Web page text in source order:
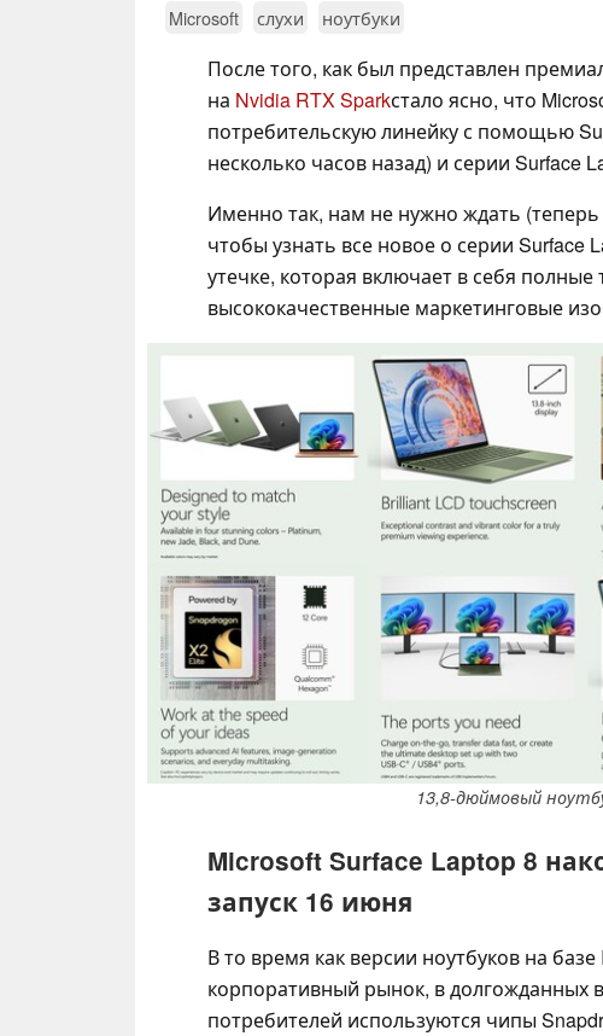
Microsoft слухи ноутбуки
После того, как был представлен
на Nvidia RTX Sparkстало ясно, что
потребительскую линейку с помощью
несколько часов назад) и серии Surface
Именно так, нам не нужно ждать
чтобы узнать все новое о серии Surface
утечке, которая включает в себя полные
высококачественные маркетинговые
13,8-дюймовый
Microsoft Surface Laptop 8
запуск 16 июня
В то время как версии ноутбуков на базе
корпоративный рынок, в долгожданных
потребителей используются чипы